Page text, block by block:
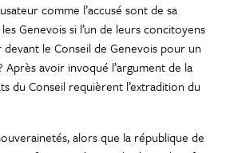
comme l’accusé sont de sa
Genevois si l’un de leurs concitoyens
le Conseil de Genevois pour un
Après avoir invoqué l’argument de la
du Conseil requièrent l’extradition du
alors que la république de